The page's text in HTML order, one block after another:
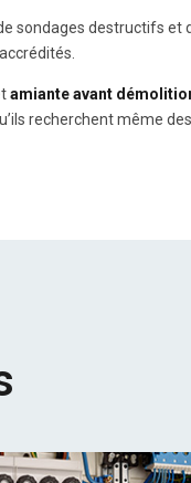
sondages destructifs et
amiante avant
recherchent même